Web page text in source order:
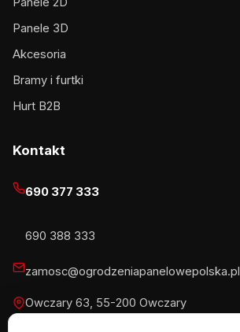
Panele 3D
Akcesoria
Bramy i furtki
Hurt B2B
Kontakt
690 377 333
690 388 333
zamosc@ogrodzeniapanelowepolska.pl
Owczary 63, 55-200 Owczary